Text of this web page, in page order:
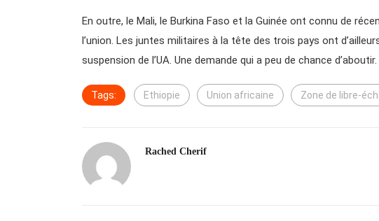
En outre, le Mali, le Burkina Faso et la Guinée ont connu de
l’union. Les juntes militaires à la tête des trois pays ont
suspension de l’UA. Une demande qui a peu de chance d’aboutir.
Tags: Ethiopie Union africaine Zone de libre-
Rached Cherif